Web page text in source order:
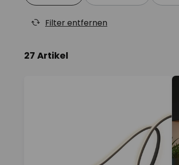
Filter entfernen
27 Artikel